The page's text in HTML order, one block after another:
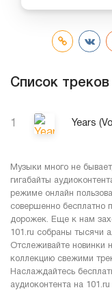
Список треков
1 Years
Музыки много не
гигабайты
режиме онлайн
совершенно бесплатно
дорожек. Еще к нам
101.ru собраны тысячи
Отслеживайте новинки
коллекцию свежими
Наслаждайтесь
аудиоконтента на